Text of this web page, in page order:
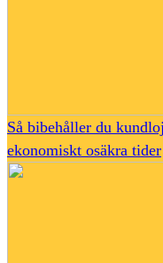
Så bibehåller du
ekonomiskt osäkra tider